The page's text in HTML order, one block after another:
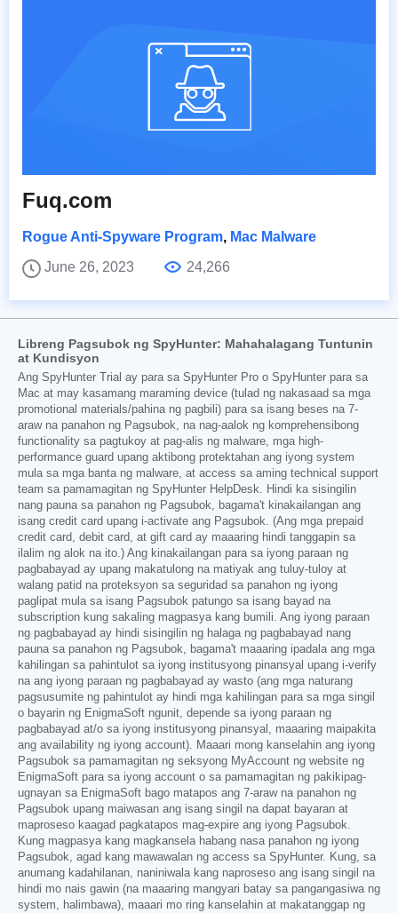
Fuq.com
Rogue Anti-Spyware Program, Mac Malware
June 26, 2023
24,266
Libreng Pagsubok ng SpyHunter: Mahahalagang Tuntunin
at Kundisyon
Ang SpyHunter Trial ay para sa SpyHunter Pro o SpyHunter para sa
Mac at may kasamang maraming device (tulad ng nakasaad sa mga
promotional materials/pahina ng pagbili) para sa isang beses na 7-
araw na panahon ng Pagsubok, na nag-aalok ng komprehensibong
functionality sa pagtukoy at pag-alis ng malware, mga high-
performance guard upang aktibong protektahan ang iyong system
mula sa mga banta ng malware, at access sa aming technical support
team sa pamamagitan ng SpyHunter HelpDesk. Hindi ka sisingilin
nang pauna sa panahon ng Pagsubok, bagama't kinakailangan ang
isang credit card upang i-activate ang Pagsubok. (Ang mga prepaid
credit card, debit card, at gift card ay maaaring hindi tanggapin sa
ilalim ng alok na ito.) Ang kinakailangan para sa iyong paraan ng
pagbabayad ay upang makatulong na matiyak ang tuluy-tuloy at
walang patid na proteksyon sa seguridad sa panahon ng iyong
paglipat mula sa isang Pagsubok patungo sa isang bayad na
subscription kung sakaling magpasya kang bumili. Ang iyong paraan
ng pagbabayad ay hindi sisingilin ng halaga ng pagbabayad nang
pauna sa panahon ng Pagsubok, bagama't maaaring ipadala ang mga
kahilingan sa pahintulot sa iyong institusyong pinansyal upang i-verify
na ang iyong paraan ng pagbabayad ay wasto (ang mga naturang
pagsusumite ng pahintulot ay hindi mga kahilingan para sa mga singil
o bayarin ng EnigmaSoft ngunit, depende sa iyong paraan ng
pagbabayad at/o sa iyong institusyong pinansyal, maaaring maipakita
ang availability ng iyong account). Maaari mong kanselahin ang iyong
Pagsubok sa pamamagitan ng seksyong MyAccount ng website ng
EnigmaSoft para sa iyong account o sa pamamagitan ng pakikipag-
ugnayan sa EnigmaSoft bago matapos ang 7-araw na panahon ng
Pagsubok upang maiwasan ang isang singil na dapat bayaran at
maproseso kaagad pagkatapos mag-expire ang iyong Pagsubok.
Kung magpasya kang magkansela habang nasa panahon ng iyong
Pagsubok, agad kang mawawalan ng access sa SpyHunter. Kung, sa
anumang kadahilanan, naniniwala kang naproseso ang isang singil na
hindi mo nais gawin (na maaaring mangyari batay sa pangangasiwa ng
system, halimbawa), maaari mo ring kanselahin at makatanggap ng